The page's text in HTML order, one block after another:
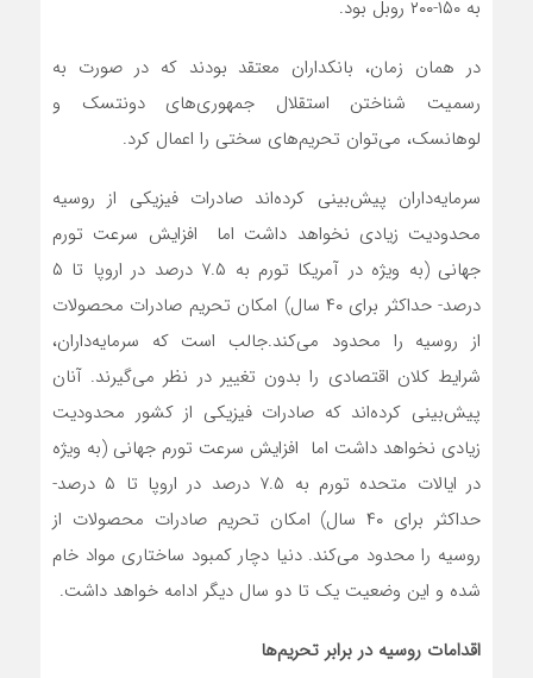
به ۱۵۰-۲۰۰ روبل بود.
در همان زمان، بانکداران معتقد بودند که در صورت به
رسمیت شناختن استقلال جمهوری‌های دونتسک و
لوهانسک، می‌توان تحریم‌های سختی را اعمال کرد.
سرمایه‌داران پیش‌بینی کرده‌اند صادرات فیزیکی از روسیه
محدودیت زیادی نخواهد داشت اما افزایش سرعت تورم
جهانی (به ویژه در آمریکا تورم به ۷.۵ درصد در اروپا تا ۵
درصد- حداکثر برای ۴۰ سال) امکان تحریم صادرات محصولات
از روسیه را محدود می‌کند.جالب است که سرمایه‌داران،
شرایط کلان اقتصادی را بدون تغییر در نظر می‌گیرند. آنان
پیش‌بینی کرده‌اند که صادرات فیزیکی از کشور محدودیت
زیادی نخواهد داشت اما افزایش سرعت تورم جهانی (به ویژه
در ایالات متحده تورم به ۷.۵ درصد در اروپا تا ۵ درصد-
حداکثر برای ۴۰ سال) امکان تحریم صادرات محصولات از
روسیه را محدود می‌کند. دنیا دچار کمبود ساختاری مواد خام
شده و این وضعیت یک تا دو سال دیگر ادامه خواهد داشت.
اقدامات روسیه در برابر تحریم‌ها